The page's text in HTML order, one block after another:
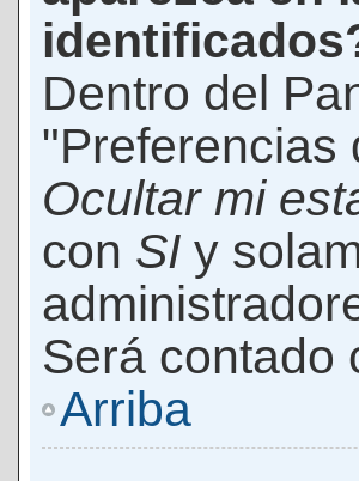
Dentro del
"Preferencias
Ocultar mi
con SI y
Será contado
Arriba